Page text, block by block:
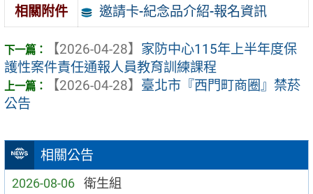
相關公告
2026-08-06 衛生組
相關附件
邀請卡-紀念品介紹-報名資訊
【2026-04-28】 家防中心115年上半年度保
護性案件責任通報人員教育訓練課程
【2026-04-28】 臺北市『西門町商圈』禁菸
公告